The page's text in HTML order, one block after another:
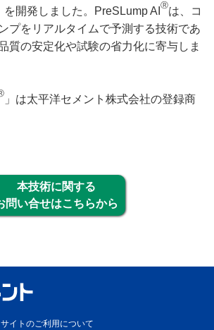
を開発しました。PreSLump AI Ⓡは、コ
プをリアルタイムで予測する技術であ
質の安定化や試験の省力化に寄与しま
」は太平洋セメント株式会社の登録商
本技術に関する
問い合せはこちらから
サイトのご利用について